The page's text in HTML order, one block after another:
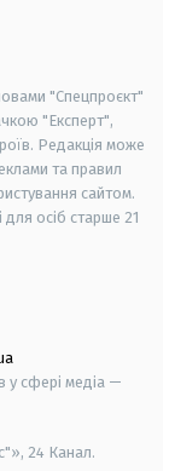
"Спецпроєкт"
"Експерт",
Редакція може
та правил
сайтом.
для осіб старше 21
у сфері медіа —
24 Канал.